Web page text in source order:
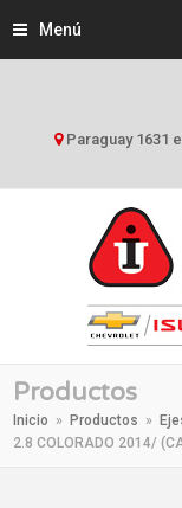
Menú
Paraguay 1631
Productos
Inicio » Productos »
2.8 COLORADO 2014/